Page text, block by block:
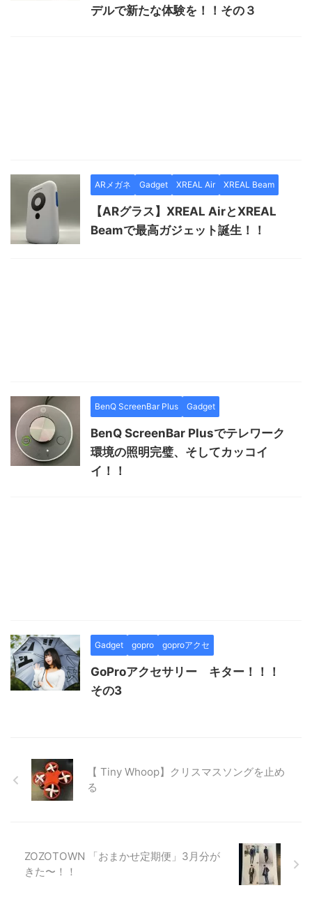
デルで新たな体験を！！その３
ARメガネ Gadget XREAL Air XREAL Beam
【ARグラス】XREAL AirとXREAL
Beamで最高ガジェット誕生！！
BenQ ScreenBar Plus Gadget
BenQ ScreenBar Plusでテレワーク
環境の照明完璧、そしてカッコイ
イ！！
Gadget gopro goproアクセ
GoProアクセサリー キター！！！
その3
【 Tiny Whoop】クリスマスソングを止め
る
ZOZOTOWN 「おまかせ定期便」3月分が
きた〜！！